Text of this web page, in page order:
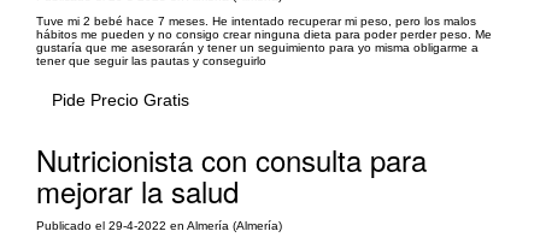
Tuve mi 2 bebé hace 7 meses. He intentado recuperar mi peso, pero los malos
hábitos me pueden y no consigo crear ninguna dieta para poder perder peso. Me
gustaría que me asesorarán y tener un seguimiento para yo misma obligarme a
tener que seguir las pautas y conseguirlo
Pide Precio Gratis
Nutricionista con consulta para
mejorar la salud
Publicado el 29-4-2022 en Almería (Almería)